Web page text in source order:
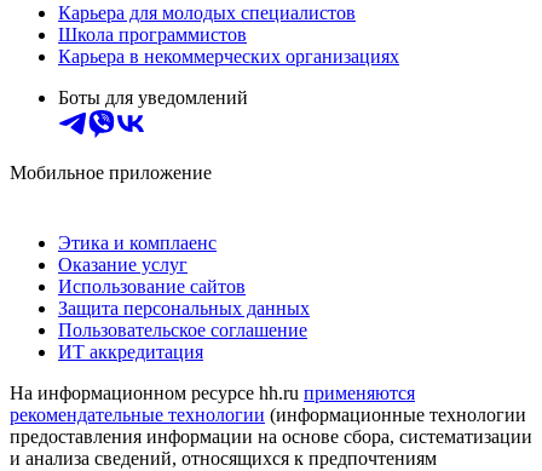
Карьера для молодых специалистов
Школа программистов
Карьера в некоммерческих организациях
Боты для уведомлений
Мобильное приложение
Этика и комплаенс
Оказание услуг
Использование сайтов
Защита персональных данных
Пользовательское соглашение
ИТ аккредитация
На информационном ресурсе hh.ru применяются
рекомендательные технологии (информационные технологии
предоставления информации на основе сбора, систематизации
и анализа сведений, относящихся к предпочтениям